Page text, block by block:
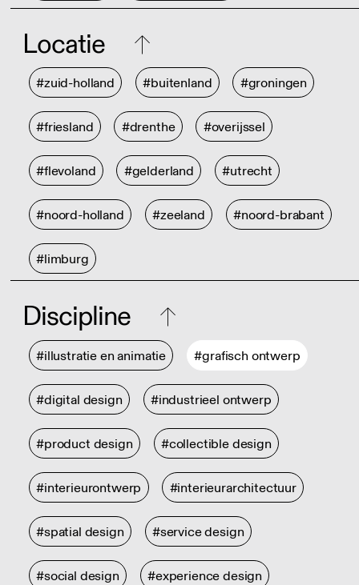
Locatie
#zuid-holland #buitenland #groningen
#friesland #drenthe #overijssel
#flevoland #gelderland #utrecht
#noord-holland #zeeland #noord-brabant
#limburg
Discipline
#illustratie en animatie #grafisch ontwerp
#digital design #industrieel ontwerp
#product design #collectible design
#interieurontwerp #interieurarchitectuur
#spatial design #service design
#social design #experience design